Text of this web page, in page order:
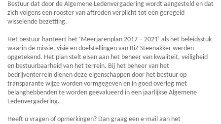
Bestuur dat door de Algemene Ledenvergadering wordt aangesteld en dat
zich volgens een rooster van aftreden verplicht tot een geregeld
wisselende bezetting.
Het bestuur hanteert het ‘Meerjarenplan 2017 – 2021’ als het beleidsstuk
waarin de missie, visie en doelstellingen van BiZ Steenakker werden
opgetekend. Het plan stelt eisen aan het beheer van kwaliteit, veiligheid
en bestuurbaarheid van het terrein. Bij het beheer van het
bedrijventerrein dienen deze eigenschappen door het bestuur op
transparante wijze worden vormgegeven en in goed overleg met
belanghebbenden te worden geëvalueerd in een jaarlijkse Algemene
Ledenvergadering.
Heeft u vragen of opmerkingen? Dan graag een e-mail aan het